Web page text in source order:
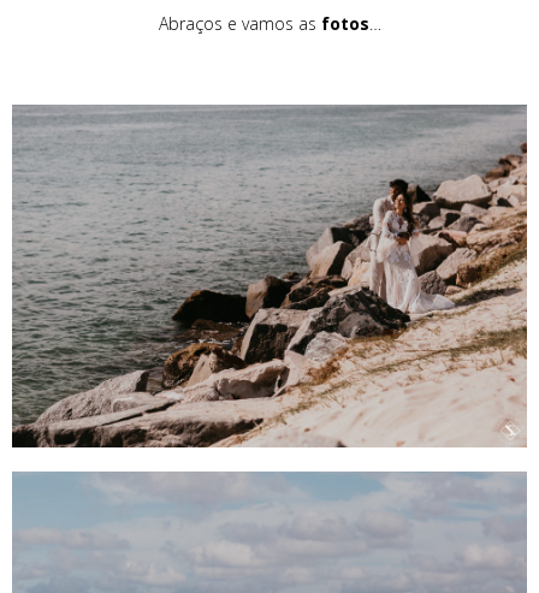
Abraços e vamos as fotos…